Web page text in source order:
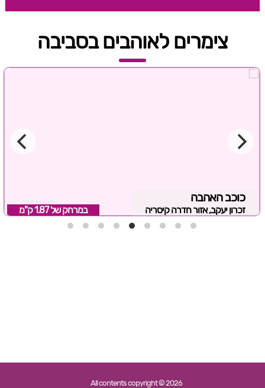
צימרים לאוהבים בסביבה
כוכב האהבה
זכרון יעקב, אזור חדרה קיסריה במרחק של1.87 ק"מ
All contents copyright © 2026